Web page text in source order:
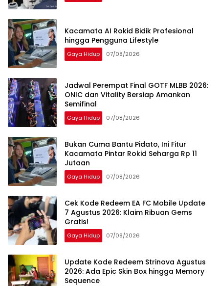
Kacamata AI Rokid Bidik Profesional
hingga Pengguna Lifestyle
Gaya Hidup 07/08/2026
Jadwal Perempat Final GOTF MLBB 2026:
ONIC dan Vitality Bersiap Amankan
Semifinal
Gaya Hidup 07/08/2026
Bukan Cuma Bantu Pidato, Ini Fitur
Kacamata Pintar Rokid Seharga Rp 11
Jutaan
Gaya Hidup 07/08/2026
Cek Kode Redeem EA FC Mobile Update
7 Agustus 2026: Klaim Ribuan Gems
Gratis!
Gaya Hidup 07/08/2026
Update Kode Redeem Strinova Agustus
2026: Ada Epic Skin Box hingga Memory
Sequence